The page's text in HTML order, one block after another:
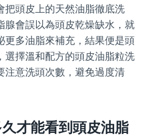
把頭皮上的天然油脂徹底洗
腺會誤以為頭皮乾燥缺水，就
更多油脂來補充，結果便是頭
選擇溫和配方的頭皮油脂粒洗
注意洗頭次數，避免過度清
才能看到頭皮油脂